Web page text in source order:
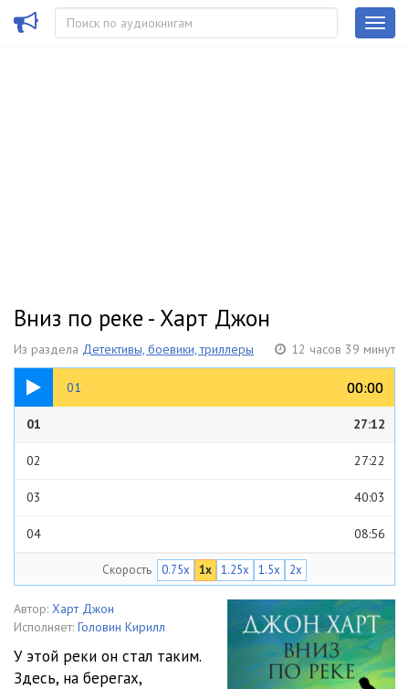
Вниз по реке - Харт Джон
Из раздела Детективы, боевики, триллеры 12 часов 39 минут
01 00:00
00:00
27:12
01 27:12
02 27:22
03 40:03
04 08:56
06 16:56
20:44
08 24:56
Скорость 0.75x 1x 1.25x 1.5x 2x
Автор: Харт Джон
Исполняет: Головин Кирилл
У этой реки он стал таким.
Здесь, на берегах,